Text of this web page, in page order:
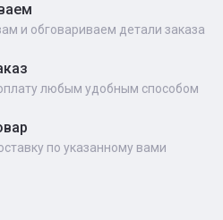
и обговариваем детали заказа
любым удобным способом
по указанному вами